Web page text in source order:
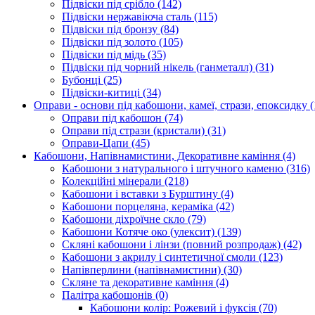
Підвіски під срібло (142)
Підвіски нержавіюча сталь (115)
Підвіски під бронзу (84)
Підвіски під золото (105)
Підвіски під мідь (35)
Підвіски під чорний нікель (ганметалл) (31)
Бубонці (25)
Підвіски-китиці (34)
Оправи - основи під кабошони, камеї, стрази, епоксидку
Оправи під кабошон (74)
Оправи під стрази (кристали) (31)
Оправи-Цапи (45)
Кабошони, Напівнамистини, Декоративне каміння (4)
Кабошони з натурального і штучного каменю (316)
Колекційні мінерали (218)
Кабошони і вставки з Бурштину (4)
Кабошони порцеляна, кераміка (42)
Кабошони діхроїчне скло (79)
Кабошони Котяче око (улексит) (139)
Скляні кабошони і лінзи (повний розпродаж) (42)
Кабошони з акрилу і синтетичної смоли (123)
Напівперлини (напівнамистини) (30)
Скляне та декоративне каміння (4)
Палітра кабошонів (0)
Кабошони колір: Рожевий і фуксія (70)